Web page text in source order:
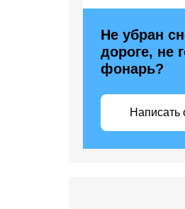
Не убран
дороге, не
фонарь?
Написать